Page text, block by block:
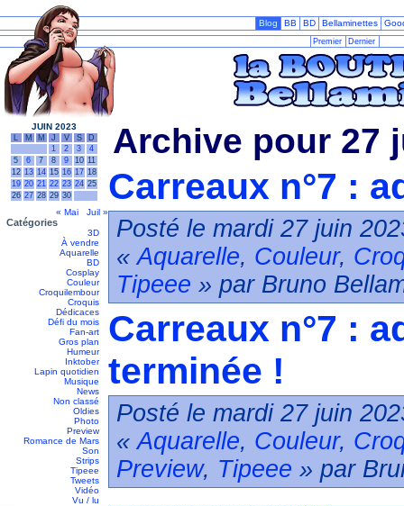
Blog BB BD Bellaminettes
Premier Dernier
JUIN 2023
L M M J V S
D
1
2 3
4
5
6 7 8 9 10 11
12 13 14 15 16 17 18
19 20 21 22 23 24 25
26 27 28 29 30
« Mai Juil »
Catégories
3D
À vendre
Aquarelle
BD
Cosplay
Couleur
Croquilembour
Croquis
Dédicaces
Défi du mois
Fan-art
Gros plan
Humeur
Inktober
Lapin quotidien
Musique
News
Non classé
Oldies
Photo
Preview
Romance de Mars
Son
Strips
Tipeee
Tweets
Vidéo
Vu / lu
Archive pour 27
Carreaux n°7 :
Posté le mardi 27 juin
«Aquarelle, Couleur,
Tipeee » par Bruno
Carreaux n°7 :
terminée !
Posté le mardi 27 juin
«Aquarelle, Couleur,
Preview, Tipeee » par